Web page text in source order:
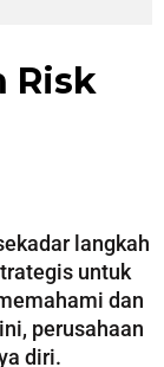
Risk
langkah
untuk
dan
perusahaan
diri.